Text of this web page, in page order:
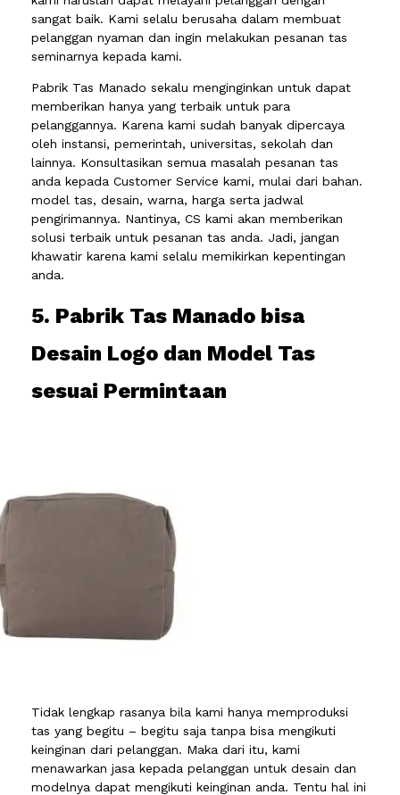
sangat baik. Kami selalu berusaha dalam membuat
pelanggan nyaman dan ingin melakukan pesanan tas
seminarnya kepada kami.
Pabrik Tas Manado sekalu menginginkan untuk dapat
memberikan hanya yang terbaik untuk para
pelanggannya. Karena kami sudah banyak dipercaya
oleh instansi, pemerintah, universitas, sekolah dan
lainnya. Konsultasikan semua masalah pesanan tas
anda kepada Customer Service kami, mulai dari bahan.
model tas, desain, warna, harga serta jadwal
pengirimannya. Nantinya, CS kami akan memberikan
solusi terbaik untuk pesanan tas anda. Jadi, jangan
khawatir karena kami selalu memikirkan kepentingan
anda.
5. Pabrik Tas Manado bisa
Desain Logo dan Model Tas
sesuai Permintaan
Tidak lengkap rasanya bila kami hanya memproduksi
tas yang begitu – begitu saja tanpa bisa mengikuti
keinginan dari pelanggan. Maka dari itu, kami
menawarkan jasa kepada pelanggan untuk desain dan
modelnya dapat mengikuti keinginan anda. Tentu hal ini